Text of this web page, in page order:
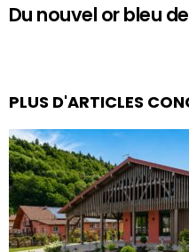
Du nouvel or bleu
PLUS D'ARTICLES